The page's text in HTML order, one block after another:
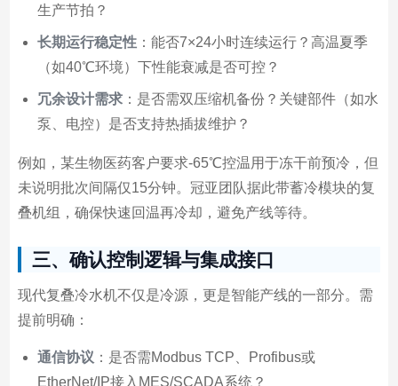
生产节拍？
长期运行稳定性：能否7×24小时连续运行？高温夏季
（如40℃环境）下性能衰减是否可控？
冗余设计需求：是否需双压缩机备份？关键部件（如水
泵、电控）是否支持热插拔维护？
例如，某生物医药客户要求-65℃控温用于冻干前预冷，但
未说明批次间隔仅15分钟。冠亚团队据此带蓄冷模块的复
叠机组，确保快速回温再冷却，避免产线等待。
三、确认控制逻辑与集成接口
现代复叠冷水机不仅是冷源，更是智能产线的一部分。需
提前明确：
通信协议 ：是否需Modbus TCP、Profibus或
EtherNet/IP接入MES/SCADA系统？